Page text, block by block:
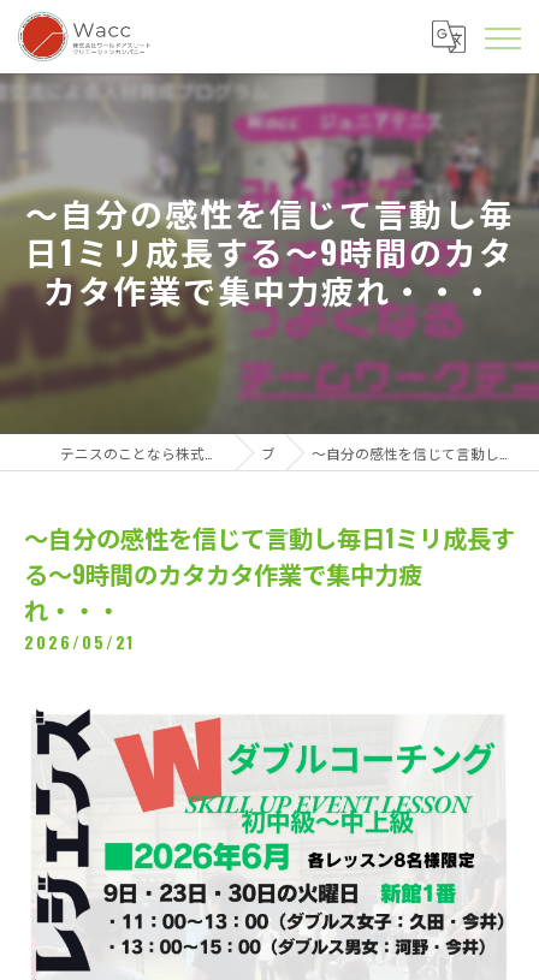
～自分の感性を信じて言動し毎
日1ミリ成長する～9時間のカタ
カタ作業で集中力疲れ・・・
ブログ ～自分の感性を信じて言動し毎日1ミリ成長する～9時間のカタカタ作業で集中力疲れ・・・
～自分の感性を信じて言動し毎日1ミリ成長す
る～9時間のカタカタ作業で集中力疲
れ・・・
2026/05/21